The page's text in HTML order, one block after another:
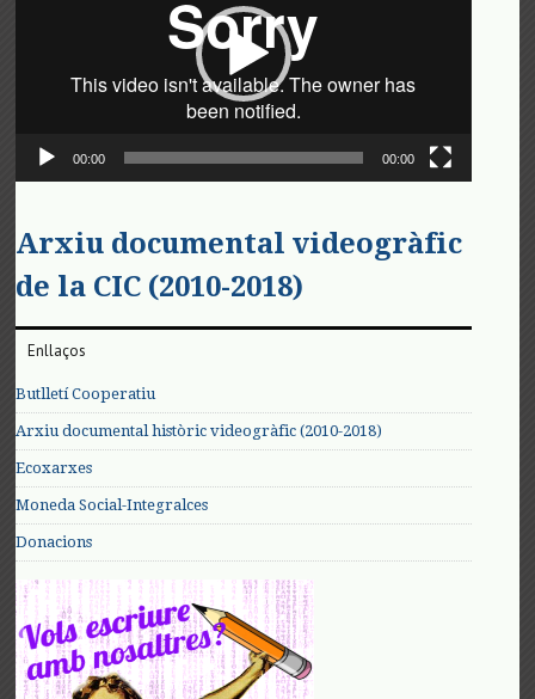
00:00 00:00
Arxiu documental videogràfic
de la CIC (2010-2018)
Enllaços
Butlletí Cooperatiu
Arxiu documental històric videogràfic (2010-2018)
Ecoxarxes
Moneda Social-Integralces
Donacions